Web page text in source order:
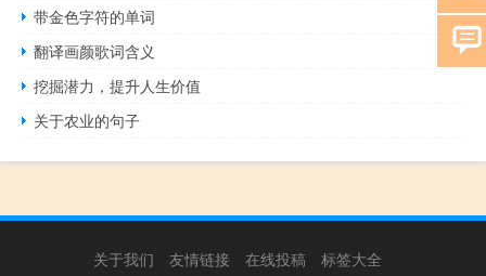
带金色字符的单词
翻译画颜歌词含义
挖掘潜力，提升人生价值
关于农业的句子
关于我们 友情链接 在线投稿 标签大全